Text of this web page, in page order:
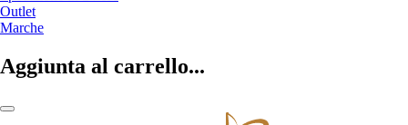
Outlet
Marche
Aggiunta al carrello...